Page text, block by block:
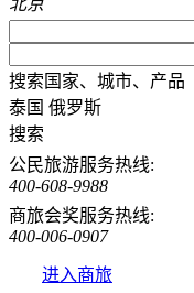
北京
搜索国家、城市、产品
泰国 俄罗斯
搜索
公民旅游服务热线:
400-608-9988
商旅会奖服务热线:
400-006-0907
进入商旅